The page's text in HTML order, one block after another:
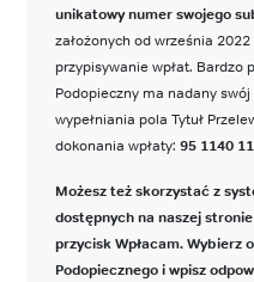
unikatowy numer swojego
założonych od września
przypisywanie wpłat. Bardzo
Podopieczny ma nadany
wypełniania pola Tytuł
dokonania wpłaty: 95 1140
Możesz też skorzystać z
dostępnych na naszej
przycisk Wpłacam. Wybierz
Podopiecznego i wpisz